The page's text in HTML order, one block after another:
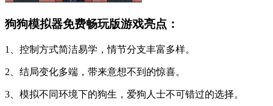
狗狗模拟器免费畅玩版游戏亮点：
1、控制方式简洁易学，情节分支丰富多样。
2、结局变化多端，带来意想不到的惊喜。
3、模拟不同环境下的狗生，爱狗人士不可错过的选择。